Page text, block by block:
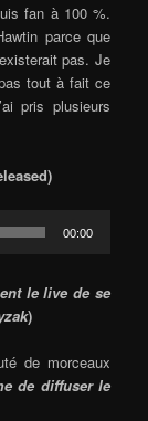
fan à 100 %.
parce que
pas. Je
tout à fait ce
pris plusieurs
00:00
le live de se
)
de morceaux
de diffuser le